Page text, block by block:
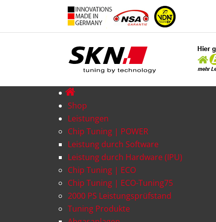
Shop
Leistungen
Chip Tuning | POWER
Leistung durch Software
Leistung durch Hardware (IPU)
Chip Tuning | ECO
Chip Tuning | ECO-Tuning75
2000 PS Leistungsprüfstand
Tuning Produkte